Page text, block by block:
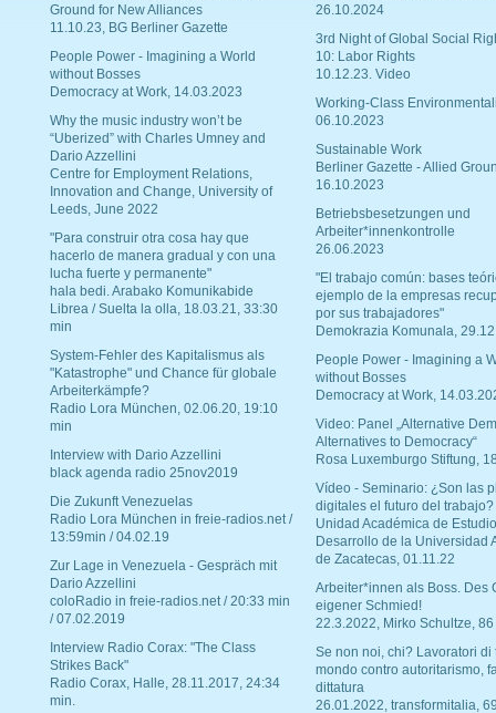
Ground for New Alliances
11.10.23, BG Berliner Gazette
People Power - Imagining a World
without Bosses
Democracy at Work, 14.03.2023
Why the music industry won’t be
“Uberized” with Charles Umney and
Dario Azzellini
Centre for Employment Relations,
Innovation and Change, University of
Leeds, June 2022
"Para construir otra cosa hay que
hacerlo de manera gradual y con una
lucha fuerte y permanente"
hala bedi. Arabako Komunikabide
Librea / Suelta la olla, 18.03.21, 33:30
min
System-Fehler des Kapitalismus als
"Katastrophe" und Chance für globale
Arbeiterkämpfe?
Radio Lora München, 02.06.20, 19:10
min
Interview with Dario Azzellini
black agenda radio 25nov2019
Die Zukunft Venezuelas
Radio Lora München in freie-radios.net /
13:59min / 04.02.19
Zur Lage in Venezuela - Gespräch mit
Dario Azzellini
coloRadio in freie-radios.net / 20:33 min
/ 07.02.2019
Interview Radio Corax: "The Class
Strikes Back"
Radio Corax, Halle, 28.11.2017, 24:34
min.
26.10.2024
3rd Night of Global Social
10: Labor Rights
10.12.23. Video
Working-Class
06.10.2023
Sustainable Work
Berliner Gazette - Allied
16.10.2023
Betriebsbesetzungen und
Arbeiter*innenkontrolle
26.06.2023
"El trabajo común: bases
ejemplo de la empresas
por sus trabajadores"
Demokrazia Komunala,
People Power - Imagining a
without Bosses
Democracy at Work,
Video: Panel „Alternative
Alternatives to Democracy“
Rosa Luxemburgo Stiftung,
Vídeo - Seminario: ¿Son las
digitales el futuro del trabajo?
Unidad Académica de
Desarrollo de la Universidad
de Zacatecas, 01.11.22
Arbeiter*innen als Boss. Des
eigener Schmied!
22.3.2022, Mirko Schultze, 86
Se non noi, chi? Lavoratori di
mondo contro autoritarismo,
dittatura
26.01.2022, transformitalia,